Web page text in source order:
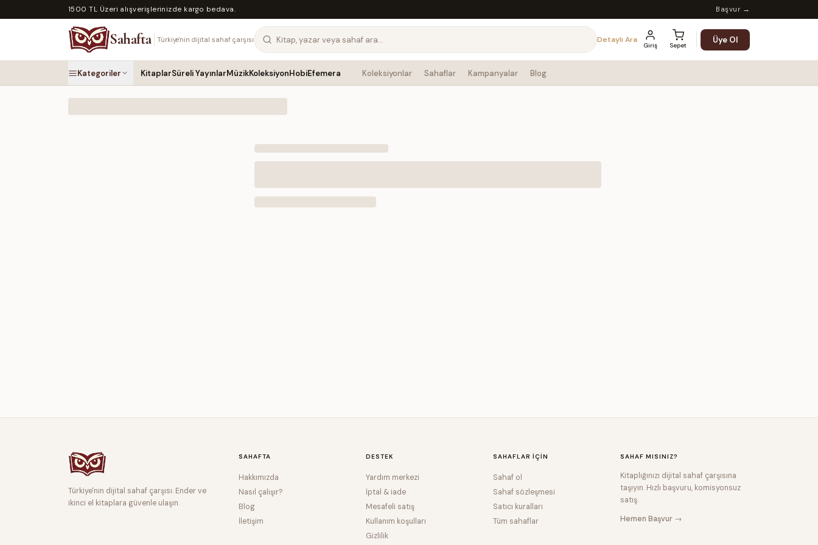
1500 TL Üzeri alışverişlerinizde kargo bedava. Başvur →
Sahafta Türkiye'nin dijital sahaf çarşısı Detaylı Ara
Giriş Sepet
Üye Ol
Kategoriler KitaplarSüreli YayınlarMüzikKoleksiyonHobiEfemera Koleksiyonlar Sahaflar Kampanyalar Blog
Türkiye'nin dijital sahaf çarşısı. Ender ve
ikinci el kitaplara güvenle ulaşın.
SAHAFTA
Hakkımızda
Nasıl çalışır?
Blog
İletişim
DESTEK
Yardım merkezi
İptal & iade
Mesafeli satış
Kullanım koşulları
Gizlilik
SAHAFLAR IÇIN
Sahaf ol
Sahaf sözleşmesi
Satıcı kuralları
Tüm sahaflar
SAHAF MISINIZ?
Kitaplığınızı dijital sahaf çarşısına
taşıyın. Hızlı başvuru, komisyonsuz
satış.
Hemen Başvur →